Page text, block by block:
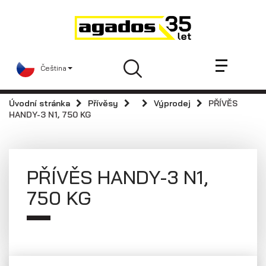
Čeština
Novinky a články
Prodejci
Kontakt
Videa
Náhradní díly
Servis
Skladové přívěsy
Praktické informace
AGA KIT
Úvodní stránka Přívěsy Výprodej
PŘÍVĚS
HANDY-3 N1, 750 KG
PŘÍVĚS HANDY-3 N1,
750 KG